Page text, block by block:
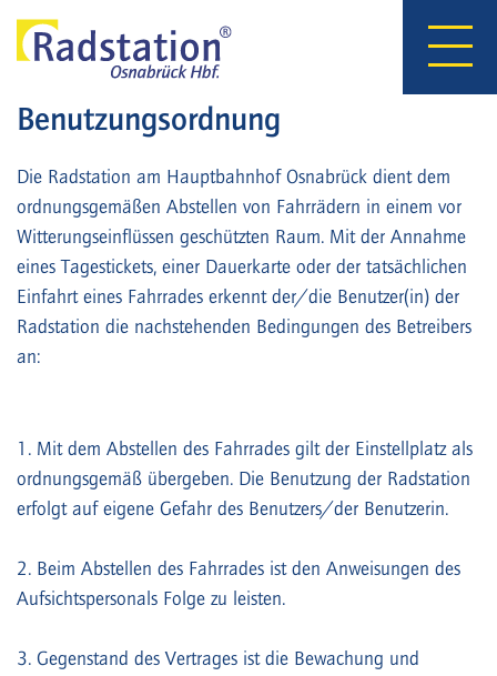
Direkt
zum
Hauptnavigation
Benutzungsordnung
Die Radstation am Hauptbahnhof Osnabrück dient dem
ordnungsgemäßen Abstellen von Fahrrädern in einem vor
Witterungseinflüssen geschützten Raum. Mit der Annahme
eines Tagestickets, einer Dauerkarte oder der tatsächlichen
Einfahrt eines Fahrrades erkennt der/die Benutzer(in) der
Radstation die nachstehenden Bedingungen des Betreibers
an:
1. Mit dem Abstellen des Fahrrades gilt der Einstellplatz als
ordnungsgemäß übergeben. Die Benutzung der Radstation
erfolgt auf eigene Gefahr des Benutzers/der Benutzerin.
2. Beim Abstellen des Fahrrades ist den Anweisungen des
Aufsichtspersonals Folge zu leisten.
3. Gegenstand des Vertrages ist die Bewachung und